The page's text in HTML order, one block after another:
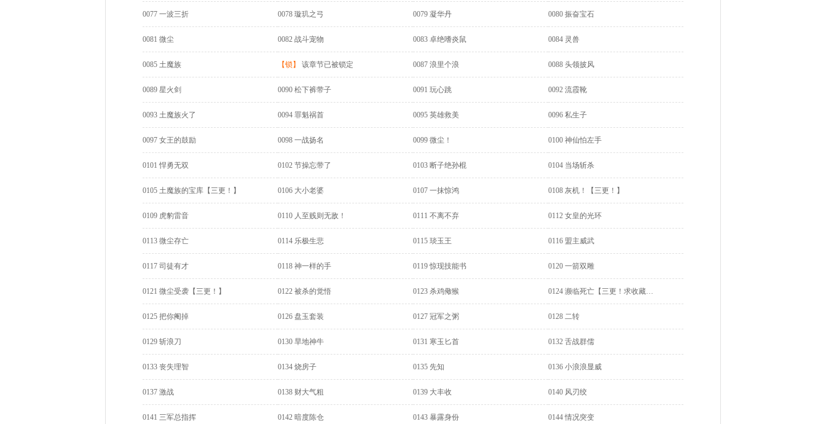
0077 一波三折 0078 璇玑之弓 0079 凝华丹 0080 振奋宝石
0081 微尘 0082 战斗宠物 0083 卓绝嗜炎鼠 0084 灵兽
0085 土魔族 【锁】 该章节已被锁定 0087 浪里个浪 0088 头领披风
0089 星火剑 0090 松下裤带子 0091 玩心跳 0092 流霞靴
0093 土魔族火了 0094 罪魁祸首 0095 英雄救美 0096 私生子
0097 女王的鼓励 0098 一战扬名 0099 微尘！ 0100 神仙怕左手
0101 悍勇无双 0102 节操忘带了 0103 断子绝孙棍 0104 当场斩杀
0105 土魔族的宝库【三更！】 0106 大小老婆 0107 一抹惊鸿 0108 灰机！【三更！】
0109 虎豹雷音 0110 人至贱则无敌！ 0111 不离不弃 0112 女皇的光环
0113 微尘存亡 0114 乐极生悲 0115 琰玉王 0116 盟主威武
0117 司徒有才 0118 神一样的手 0119 惊现技能书 0120 一箭双雕
0121 微尘受袭【三更！】 0122 被杀的觉悟 0123 杀鸡儆猴 0124 濒临死亡【三更！求收藏！】
0125 把你阉掉 0126 盘玉套装 0127 冠军之粥 0128 二转
0129 斩浪刀 0130 旱地神牛 0131 寒玉匕首 0132 舌战群儒
0133 丧失理智 0134 烧房子 0135 先知 0136 小浪浪显威
0137 激战 0138 财大气粗 0139 大丰收 0140 风刃绞
0141 三军总指挥 0142 暗度陈仓 0143 暴露身份 0144 情况突变